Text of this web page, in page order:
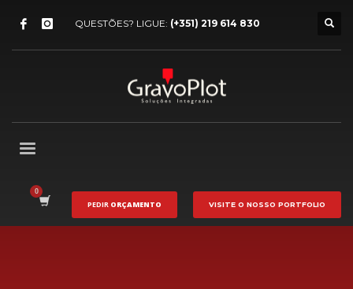
QUESTÕES? LIGUE: (+351) 219 614 830
PEDIR ORÇAMENTO VISITE O NOSSO PORTFOLIO